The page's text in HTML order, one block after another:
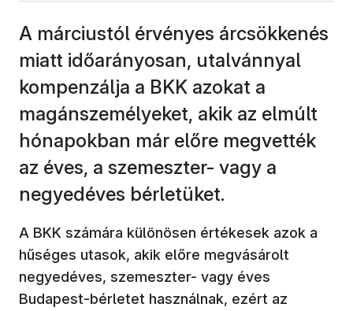
A márciustól érvényes árcsökkenés
miatt időarányosan, utalvánnyal
kompenzálja a BKK azokat a
magánszemélyeket, akik az elmúlt
hónapokban már előre megvették
az éves, a szemeszter- vagy a
negyedéves bérletüket.
A BKK számára különösen értékesek azok a
hűséges utasok, akik előre megvásárolt
negyedéves, szemeszter- vagy éves
Budapest-bérletet használnak, ezért az